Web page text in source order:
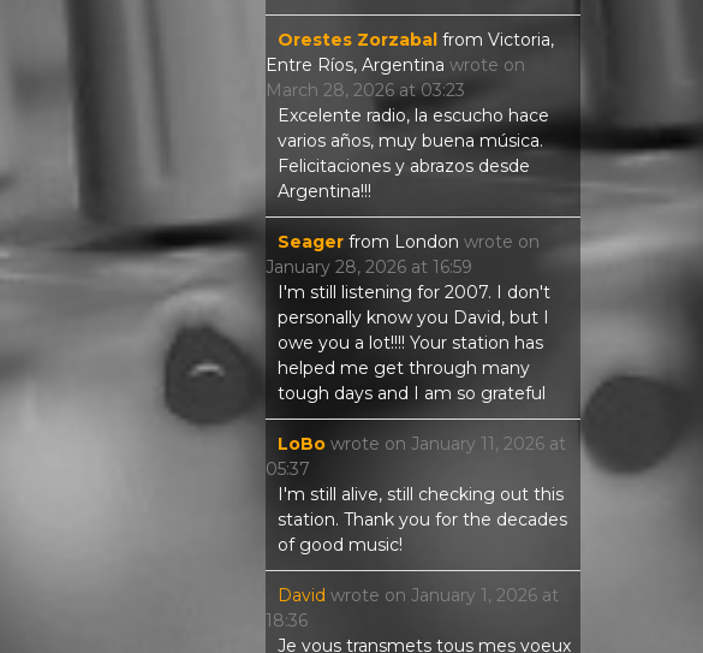
Orestes Zorzabal from Victoria,
Entre Ríos, Argentina wrote on
March 28, 2026 at 03:23
Excelente radio, la escucho hace
varios años, muy buena música.
Felicitaciones y abrazos desde
Argentina!!!
Seager from London wrote on
January 28, 2026 at 16:59
I'm still listening for 2007. I don't
personally know you David, but I
owe you a lot!!!! Your station has
helped me get through many
tough days and I am so grateful
LoBo wrote on January 11, 2026 at
05:37
I'm still alive, still checking out this
station. Thank you for the decades
of good music!
David wrote on January 1, 2026 at
18:36
Je vous transmets tous mes voeux